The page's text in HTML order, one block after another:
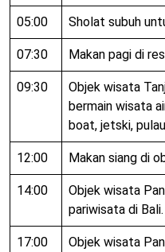
05:00 Sholat subuh
07:30 Makan pagi di
09:30
Objek wisata
bermain wisata
boat, jetski,
12:00 Makan siang di
14:00
Objek wisata
pariwisata di Bali.
17:00
Objek wisata